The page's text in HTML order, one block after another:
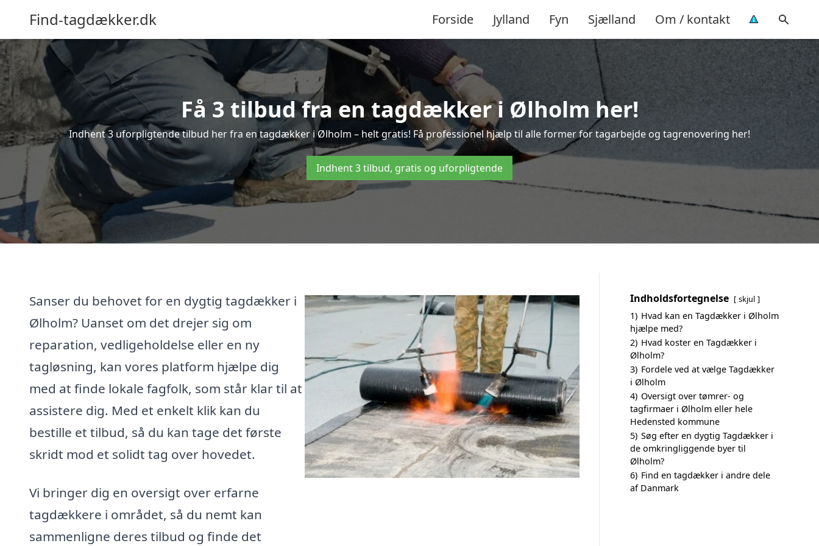
Find-tagdækker.dk Forside Jylland Fyn Sjælland Om / kontakt
Få 3 tilbud fra en tagdækker i Ølholm her!
Indhent 3 uforpligtende tilbud her fra en tagdækker i Ølholm – helt gratis! Få professionel hjælp til alle former for tagarbejde og tagrenovering her!
Indhent 3 tilbud, gratis og uforpligtende
Sanser du behovet for en dygtig tagdækker i
Ølholm? Uanset om det drejer sig om
reparation, vedligeholdelse eller en ny
tagløsning, kan vores platform hjælpe dig
med at finde lokale fagfolk, som står klar til at
assistere dig. Med et enkelt klik kan du
bestille et tilbud, så du kan tage det første
skridt mod et solidt tag over hovedet.
Vi bringer dig en oversigt over erfarne
tagdækkere i området, så du nemt kan
sammenligne deres tilbud og finde det
Indholdsfortegnelse skjul
1) Hvad kan en Tagdækker i Ølholm
hjælpe med?
2) Hvad koster en Tagdækker i
Ølholm?
3) Fordele ved at vælge Tagdækker
i Ølholm
4) Oversigt over tømrer- og
tagfirmaer i Ølholm eller hele
Hedensted kommune
5) Søg efter en dygtig Tagdækker i
de omkringliggende byer til
Ølholm?
6) Find en tagdækker i andre dele
af Danmark